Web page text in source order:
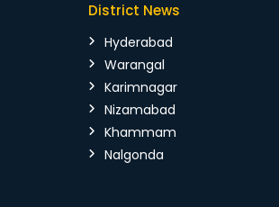
District News
Hyderabad
Warangal
Karimnagar
Nizamabad
Khammam
Nalgonda